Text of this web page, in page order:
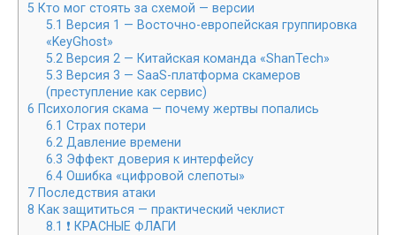
5 Кто мог стоять за схемой — версии
5.1 Версия 1 — Восточно-европейская группировка
«KeyGhost»
5.2 Версия 2 — Китайская команда «ShanTech»
5.3 Версия 3 — SaaS-платформа скамеров
(преступление как сервис)
6 Психология скама — почему жертвы попались
6.1 Страх потери
6.2 Давление времени
6.3 Эффект доверия к интерфейсу
6.4 Ошибка «цифровой слепоты»
7 Последствия атаки
8 Как защититься — практический чеклист
8.1 ❗ КРАСНЫЕ ФЛАГИ